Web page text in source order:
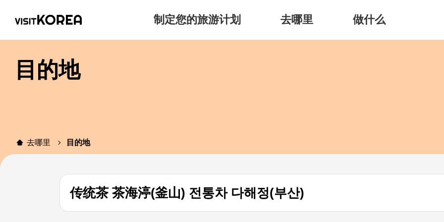
制定您的旅游计划 去哪里 做什么
目的地
去哪里 目的地
传统茶 茶海渟(釜山) 전통차 다해정(부산)